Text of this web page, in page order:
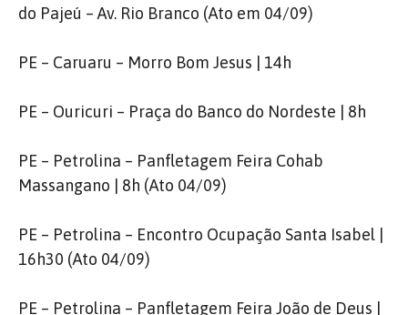
do Pajeú – Av. Rio Branco (Ato em 04/09)
PE – Caruaru – Morro Bom Jesus | 14h
PE – Ouricuri – Praça do Banco do Nordeste | 8h
PE – Petrolina – Panfletagem Feira Cohab
Massangano | 8h (Ato 04/09)
PE – Petrolina – Encontro Ocupação Santa Isabel |
16h30 (Ato 04/09)
PE – Petrolina – Panfletagem Feira João de Deus |